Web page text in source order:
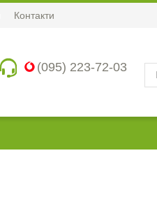
Контакти
(095) 223-72-03